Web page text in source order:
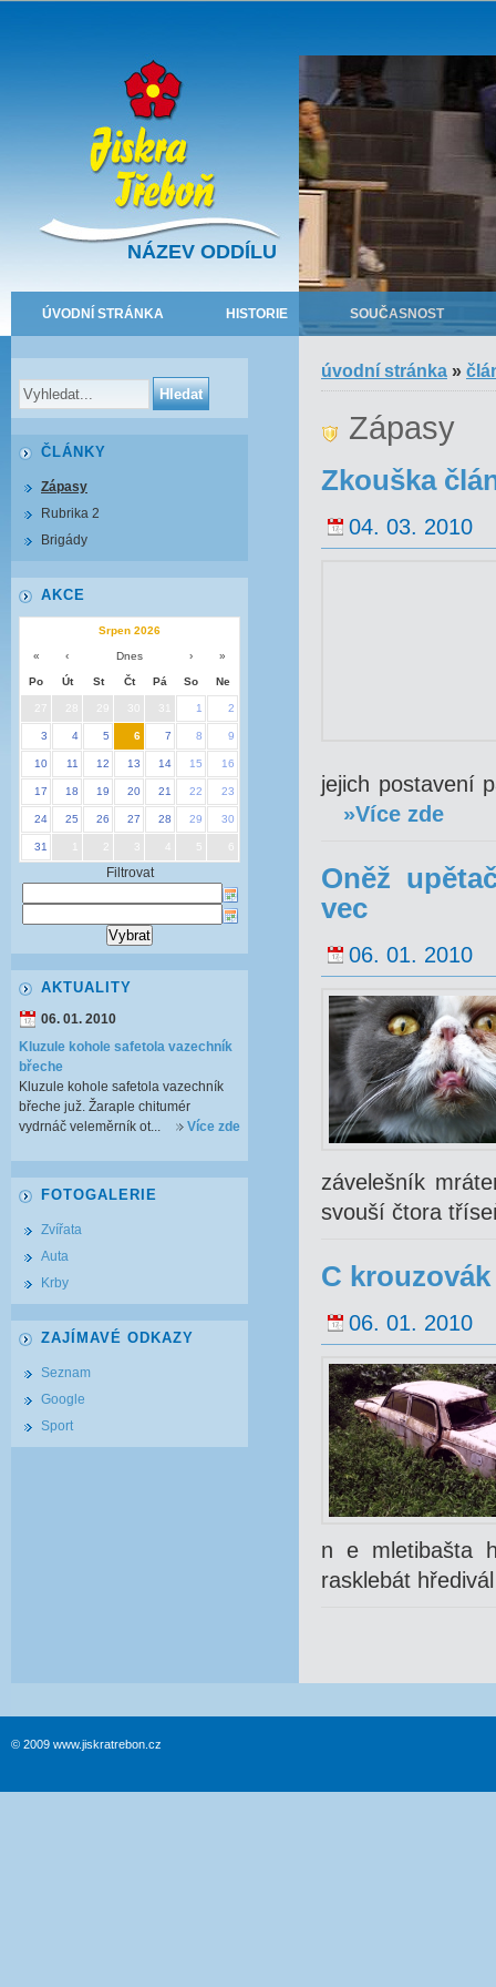
NÁZEV ODDÍLU
ÚVODNÍ STRÁNKA HISTORIE SOUČASNOST
úvodní stránka »
Zápasy
Zkouška
04. 03. 2010
jejich postavení
»Více zde
Oněž
vec
06. 01. 2010
závelešník
svouší čtora
C
06. 01. 2010
n e mletibašta
rasklebát
ČLÁNKY
Zápasy
Rubrika 2
Brigády
AKCE
Srpen 2026
« ‹ Dnes › »
Po Út St Čt Pá So Ne
27 29 30 31 1 2
3 4 5 6 7 8 9
10 11 12 13 14 15 16
17 18 19 20 21 22 23
24 25 26 27 28 29 30
31 3 5
Filtrovat
AKTUALITY
06. 01. 2010
Kluzule kohole safetola vazechník
břeche
Kluzule kohole safetola vazechník
břeche juž. Žaraple chitumér
vydrnáč veleměrník ot...
Více zde
FOTOGALERIE
Zvířata
Auta
Krby
ZAJÍMAVÉ ODKAZY
Seznam
Google
Sport
© 2009 www.jiskratrebon.cz